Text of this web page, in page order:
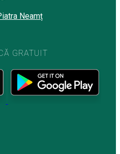
Neamț
GRATUIT